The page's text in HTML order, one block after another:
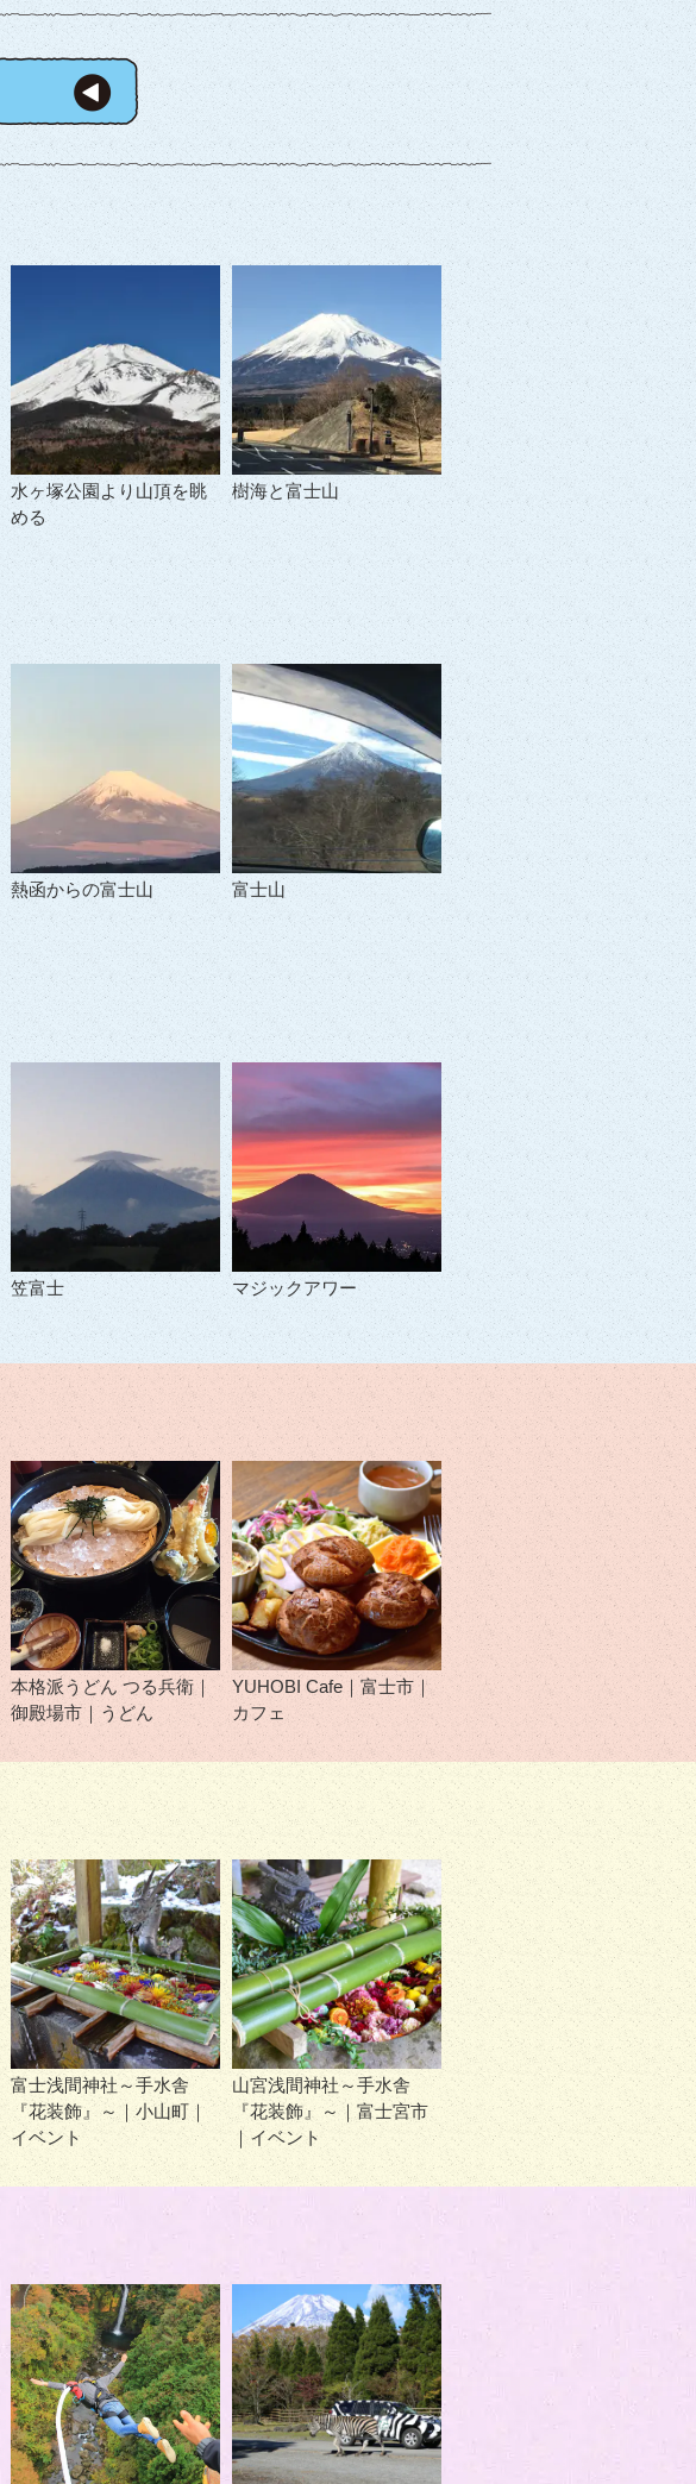
水ヶ塚公園より山頂を眺
める
樹海と富士山
熱函からの富士山 富士山
笠富士 マジックアワー
本格派うどん つる兵衛｜
御殿場市｜うどん
YUHOBI Cafe｜富士市｜
カフェ
富士浅間神社～手水舎
『花装飾』～｜小山町｜
イベント
山宮浅間神社～手水舎
『花装飾』～｜富士宮市
｜イベント